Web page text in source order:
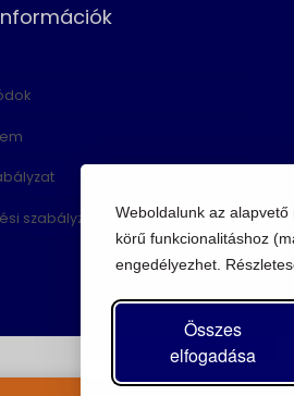
Weboldalunk az
körű funkcionalitáshoz
engedélyezhet.
Összes
elfogadása
szabályzat